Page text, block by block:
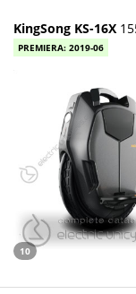
KingSong KS-16X
PREMIERA: 2019-06
10